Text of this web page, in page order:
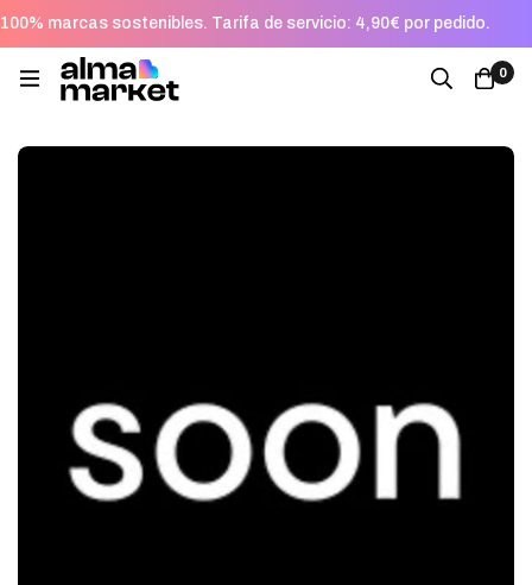
100% marcas sostenibles. Tarifa de servicio: 4,90€ por pedido.
0